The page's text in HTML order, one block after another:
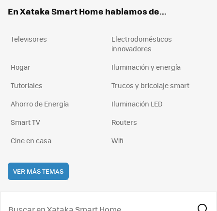
En Xataka Smart Home hablamos de...
Televisores
Electrodomésticos
innovadores
Hogar
Iluminación y energía
Tutoriales
Trucos y bricolaje smart
Ahorro de Energía
Iluminación LED
Smart TV
Routers
Cine en casa
Wifi
VER MÁS TEMAS